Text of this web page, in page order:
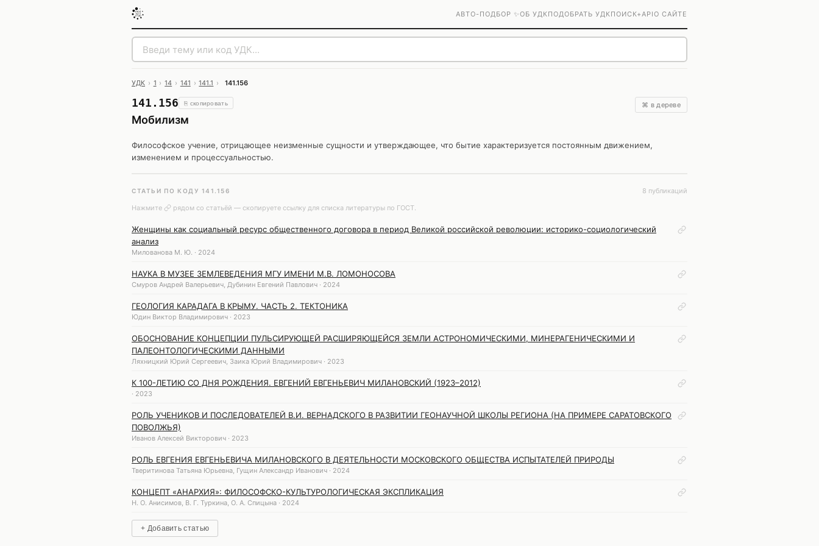
АВТО-ПОДБОР ✨ОБ УДКПОДОБРАТЬ УДКПОИСК+APIО САЙТЕ
УДК › 1 › 14 › 141 › 141.1 › 141.156
141.156 ⎘ скопировать
Мобилизм
⌘ в дереве
Философское учение, отрицающее неизменные сущности и утверждающее, что бытие характеризуется постоянным движением,
изменением и процессуальностью.
СТАТЬИ ПО КОДУ 141.156
8 публикаций
Нажмите
рядом со статьёй — скопируете ссылку для списка литературы по ГОСТ.
Женщины как социальный ресурс общественного договора в период Великой российской революции: историко-социологический
анализ
Милованова М. Ю. · 2024
НАУКА В МУЗЕЕ ЗЕМЛЕВЕДЕНИЯ МГУ ИМЕНИ М.В. ЛОМОНОСОВА
Смуров Андрей Валерьевич, Дубинин Евгений Павлович · 2024
ГЕОЛОГИЯ КАРАДАГА В КРЫМУ. ЧАСТЬ 2. ТЕКТОНИКА
Юдин Виктор Владимирович · 2023
ОБОСНОВАНИЕ КОНЦЕПЦИИ ПУЛЬСИРУЮЩЕЙ РАСШИРЯЮЩЕЙСЯ ЗЕМЛИ АСТРОНОМИЧЕСКИМИ, МИНЕРАГЕНИЧЕСКИМИ И
ПАЛЕОНТОЛОГИЧЕСКИМИ ДАННЫМИ
Ляхницкий Юрий Сергеевич, Заика Юрий Владимирович · 2023
К 100-ЛЕТИЮ СО ДНЯ РОЖДЕНИЯ. ЕВГЕНИЙ ЕВГЕНЬЕВИЧ МИЛАНОВСКИЙ (1923–2012)
· 2023
РОЛЬ УЧЕНИКОВ И ПОСЛЕДОВАТЕЛЕЙ В.И. ВЕРНАДСКОГО В РАЗВИТИИ ГЕОНАУЧНОЙ ШКОЛЫ РЕГИОНА (НА ПРИМЕРЕ САРАТОВСКОГО
ПОВОЛЖЬЯ)
Иванов Алексей Викторович · 2023
РОЛЬ ЕВГЕНИЯ ЕВГЕНЬЕВИЧА МИЛАНОВСКОГО В ДЕЯТЕЛЬНОСТИ МОСКОВСКОГО ОБЩЕСТВА ИСПЫТАТЕЛЕЙ ПРИРОДЫ
Тверитинова Татьяна Юрьевна, Гущин Александр Иванович · 2024
КОНЦЕПТ «АНАРХИЯ»: ФИЛОСОФСКО-КУЛЬТУРОЛОГИЧЕСКАЯ ЭКСПЛИКАЦИЯ
Н. О. Анисимов, В. Г. Туркина, О. А. Спицына · 2024
+ Добавить статью